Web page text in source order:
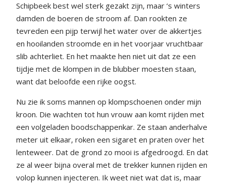
Schipbeek best wel sterk gezakt zijn, maar ‘s winters
damden de boeren de stroom af. Dan rookten ze
tevreden een pijp terwijl het water over de akkertjes
en hooilanden stroomde en in het voorjaar vruchtbaar
slib achterliet. En het maakte hen niet uit dat ze een
tijdje met de klompen in de blubber moesten staan,
want dat beloofde een rijke oogst.
Nu zie ik soms mannen op klompschoenen onder mijn
kroon. Die wachten tot hun vrouw aan komt rijden met
een volgeladen boodschappenkar. Ze staan anderhalve
meter uit elkaar, roken een sigaret en praten over het
lenteweer. Dat de grond zo mooi is afgedroogd. En dat
ze al weer bijna overal met de trekker kunnen rijden en
volop kunnen injecteren. Ik weet niet wat dat is, maar